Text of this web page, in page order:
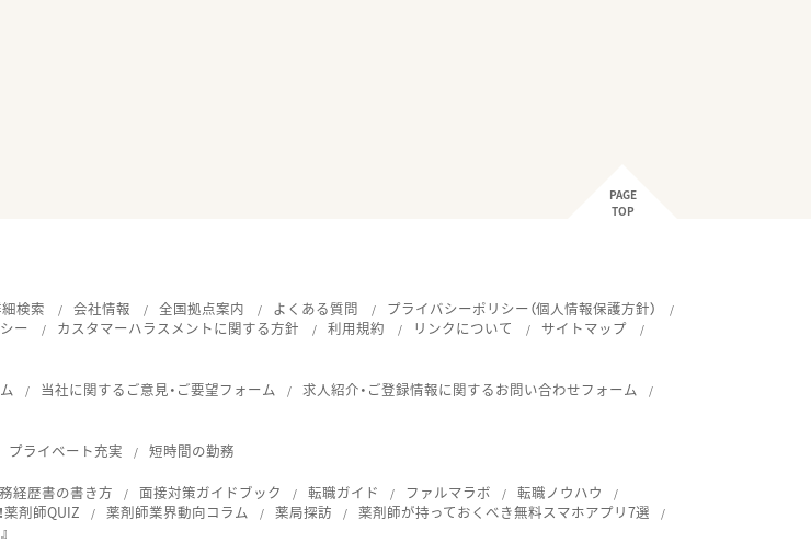
PAGE
TOP
検索 会社情報 全国拠点案内 よくある質問
プライバシーポリシー（個人情報保護方針）
ー カスタマーハラスメントに関する方針 利用規約 リンクについて
サイトマップ
当社に関するご意見・ご要望フォーム
求人紹介・ご登録情報に関するお問い合わせフォーム
プライベート充実 短時間の勤務
経歴書の書き方 面接対策ガイドブック 転職ガイド ファルマラボ
転職ノウハウ
薬剤師QUIZ 薬剤師業界動向コラム 薬局探訪
薬剤師が持っておくべき無料スマホアプリ7選